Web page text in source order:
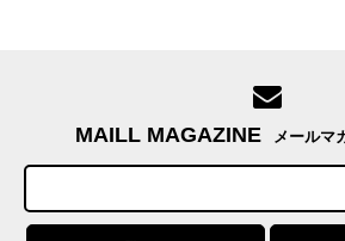
MAILL MAGAZINE メールマ